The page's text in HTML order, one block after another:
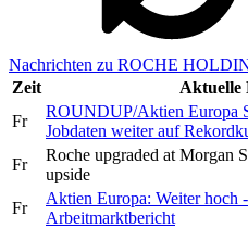
Nachrichten zu ROCHE
Zeit
Aktuelle
Fr
ROUNDUP/Aktien Europa
Jobdaten weiter auf
Fr
Roche upgraded at Morgan
upside
Fr
Aktien Europa: Weiter hoch
Arbeitmarktbericht